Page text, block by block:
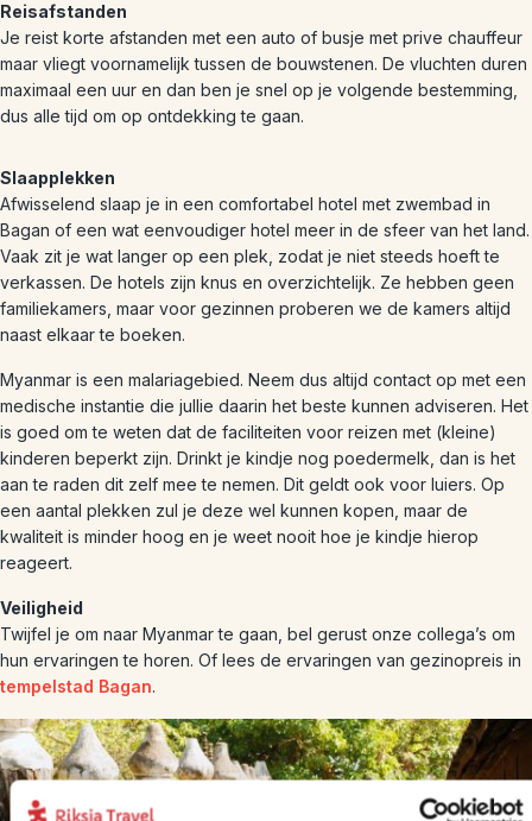
Reisafstanden
Je reist korte afstanden met een auto of busje met prive chauffeur
maar vliegt voornamelijk tussen de bouwstenen. De vluchten duren
maximaal een uur en dan ben je snel op je volgende bestemming,
dus alle tijd om op ontdekking te gaan.
Slaapplekken
Afwisselend slaap je in een comfortabel hotel met zwembad in
Bagan of een wat eenvoudiger hotel meer in de sfeer van het land.
Vaak zit je wat langer op een plek, zodat je niet steeds hoeft te
verkassen. De hotels zijn knus en overzichtelijk. Ze hebben geen
familiekamers, maar voor gezinnen proberen we de kamers altijd
naast elkaar te boeken.
Myanmar is een malariagebied. Neem dus altijd contact op met een
medische instantie die jullie daarin het beste kunnen adviseren. Het
is goed om te weten dat de faciliteiten voor reizen met (kleine)
kinderen beperkt zijn. Drinkt je kindje nog poedermelk, dan is het
aan te raden dit zelf mee te nemen. Dit geldt ook voor luiers. Op
een aantal plekken zul je deze wel kunnen kopen, maar de
kwaliteit is minder hoog en je weet nooit hoe je kindje hierop
reageert.
Veiligheid
Twijfel je om naar Myanmar te gaan, bel gerust onze collega’s om
hun ervaringen te horen. Of lees de ervaringen van gezinopreis in
tempelstad Bagan.